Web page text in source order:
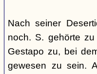
Nach seiner
noch. S. gehörte
Gestapo zu, bei
gewesen zu sein.